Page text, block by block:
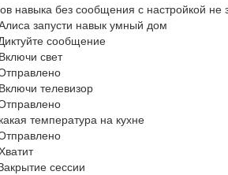
навыка без сообщения с настройкой не
запусти навык умный дом
сообщение
свет
телевизор
температура на кухне
сессии